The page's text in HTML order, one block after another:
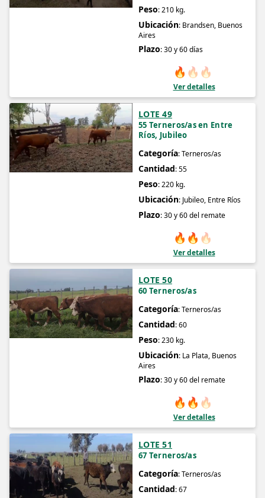
Peso: 210 kg.
Ubicación: Brandsen, Buenos
Aires
Plazo: 30 y 60 días
🔥 🔥 🔥
Ver detalles
LOTE 49
55 Terneros/as en Entre
Ríos, Jubileo
Categoría: Terneros/as
Cantidad: 55
Peso: 220 kg.
Ubicación: Jubileo, Entre Ríos
Plazo: 30 y 60 del remate
🔥 🔥 🔥
Ver detalles
LOTE 50
60 Terneros/as
Categoría: Terneros/as
Cantidad: 60
Peso: 230 kg.
Ubicación: La Plata, Buenos
Aires
Plazo: 30 y 60 del remate
🔥 🔥 🔥
Ver detalles
LOTE 51
67 Terneros/as
Categoría: Terneros/as
Cantidad: 67